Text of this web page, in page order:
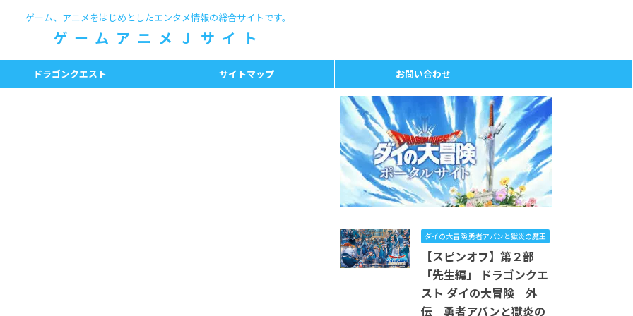
ゲーム、アニメをはじめとしたエンタメ情報の総合サイトです。
ゲームアニメＪサイト
ドラゴンクエスト サイトマップ お問い合わせ
ダイの大冒険 勇者アバンと獄炎の魔王
【スピンオフ】第２部
「先生編」 ドラゴンクエ
スト ダイの大冒険 外
伝 勇者アバンと獄炎の